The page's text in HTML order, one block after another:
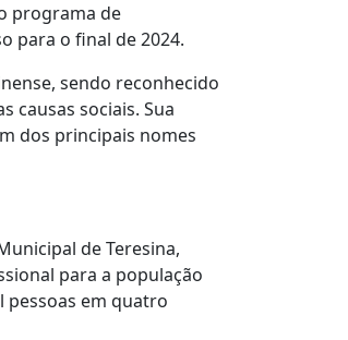
programa de
para o final de 2024.
sendo reconhecido
causas sociais. Sua
dos principais nomes
de Teresina,
para a população
pessoas em quatro